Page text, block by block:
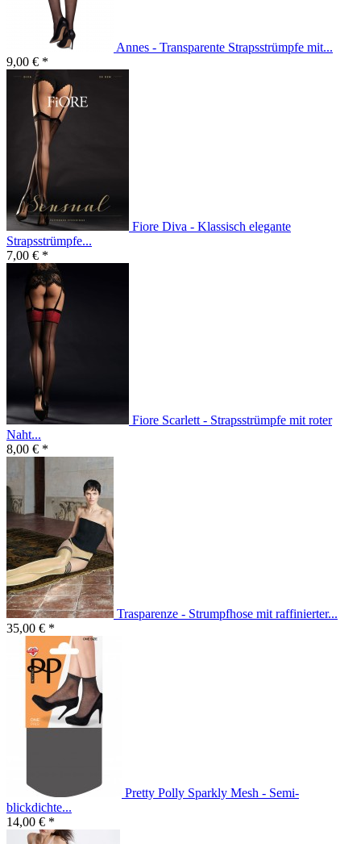
Annes - Transparente Strapsstrümpfe mit...
9,00 € *
Fiore Diva - Klassisch elegante
Strapsstrümpfe...
7,00 € *
Fiore Scarlett - Strapsstrümpfe mit roter
Naht...
8,00 € *
Trasparenze - Strumpfhose mit raffinierter...
35,00 € *
Pretty Polly Sparkly Mesh - Semi-
blickdichte...
14,00 € *